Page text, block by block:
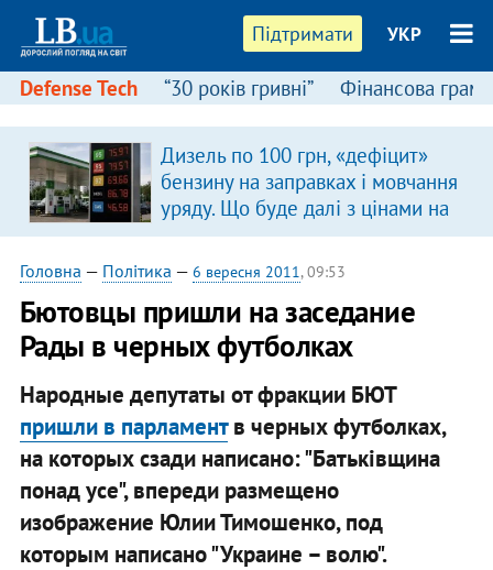
Підтримати УКР
Defense Tech “30 років гривні” Фінансова
Дизель по 100 грн, «дефіцит»
бензину на заправках і мовчання
уряду. Що буде далі з цінами на
пальне?
Головна — Політика — 6 вересня 2011, 09:53
Бютовцы пришли на заседание
Рады в черных футболках
Народные депутаты от фракции БЮТ
пришли в парламентв черных футболках,
на которых сзади написано: "Батьківщина
понад усе", впереди размещено
изображение Юлии Тимошенко, под
которым написано "Украине – волю".